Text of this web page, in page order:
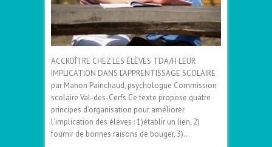
ACCROÎTRE CHEZ LES ÉLÈVES TDA/H LEUR
IMPLICATION DANS L’APPRENTISSAGE SCOLAIRE
par Manon Painchaud, psychologue Commission
scolaire Val-des-Cerfs Ce texte propose quatre
principes d’organisation pour améliorer
l’implication des élèves : 1)établir un lien, 2)
fournir de bonnes raisons de bouger, 3)…